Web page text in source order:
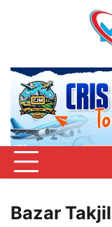
Bazar